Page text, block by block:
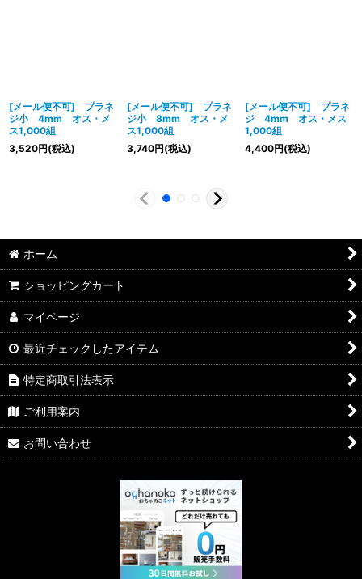
[メール便不可] プラネ
ジ小 4mm オス・メ
ス1,000組
3,520円(税込)
[メール便不可] プラネ
ジ小 8mm オス・メ
ス1,000組
3,740円(税込)
[メール便不可] プラネ
ジ 4mm オス・メス
1,000組
4,400円(税込)
ホーム
ショッピングカート
マイページ
最近チェックしたアイテム
特定商取引法表示
ご利用案内
お問い合わせ